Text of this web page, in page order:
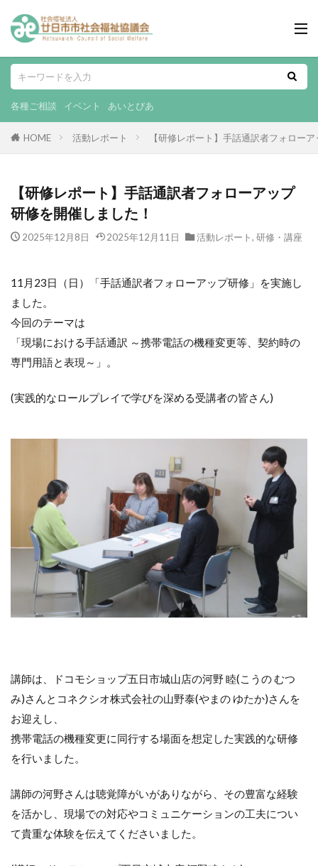
各種ご相談 イベント あいとぴあ
HOME 活動レポート 【研修レポート】手話通訳者フォロー
【研修レポート】手話通訳者フォローアップ
研修を開催しました！
2025年12月8日 2025年12月11日 活動レポート, 研修・講座
11月23日（日）「手話通訳者フォローアップ研修」を実施し
ました。
今回のテーマは
「現場における手話通訳 ～携帯電話の機種変更等、契約時の
専門用語と表現～」。
(実践的なロールプレイで学びを深める受講者の皆さん)
講師は、ドコモショップ五日市城山店の河野 睦(こうの むつ
み)さんとコネクシオ株式会社の山野泰(やまの ゆたか)さんを
お迎えし、
携帯電話の機種変更に同行する場面を想定した実践的な研修
を行いました。
講師の河野さんは聴覚障がいがありながら、その豊富な経験
を活かし、現場での対応やコミュニケーションの工夫につい
て貴重な体験を伝えてくださいました。